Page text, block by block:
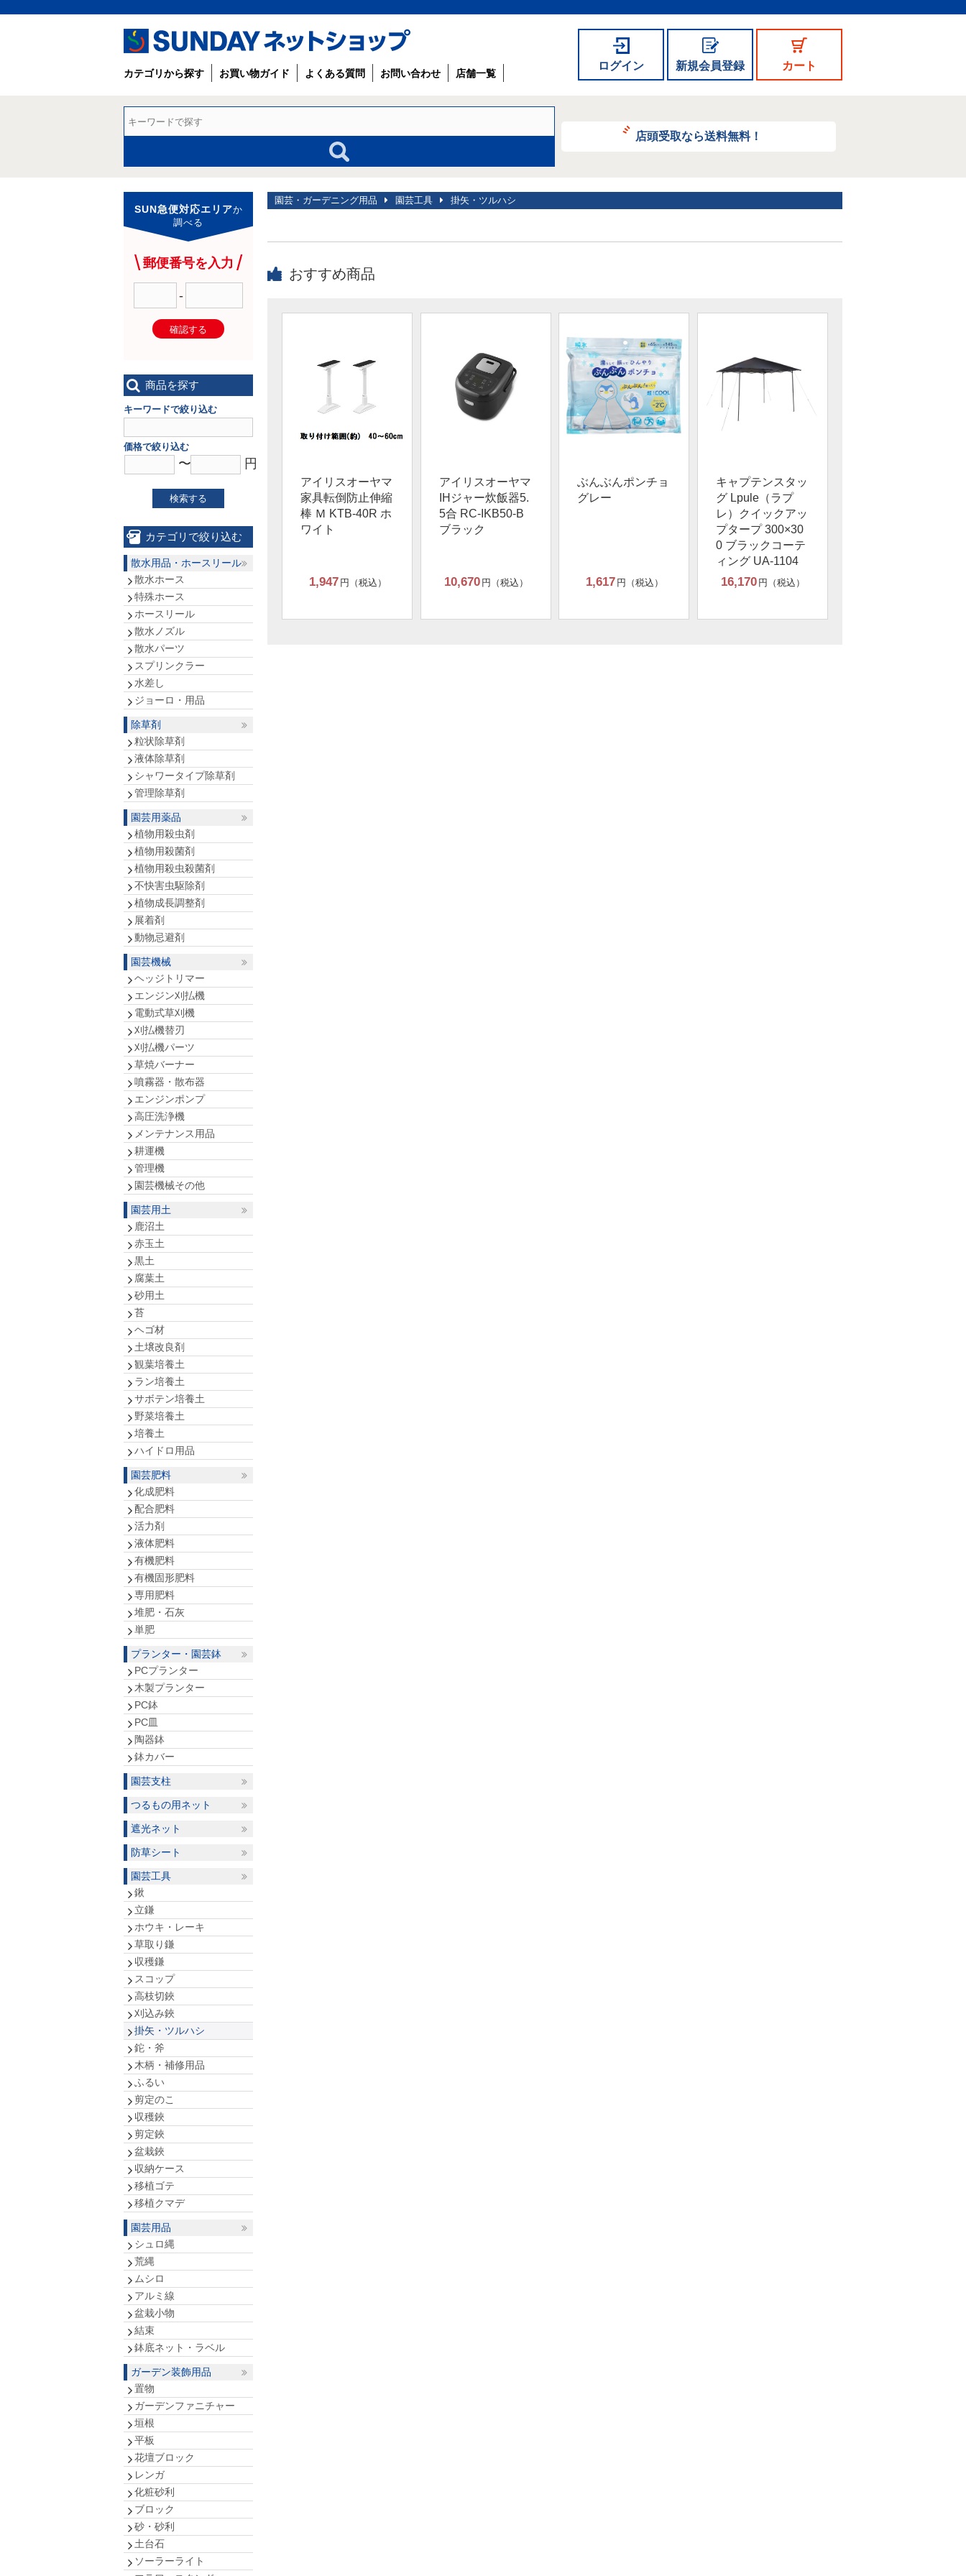
ログイン 新規会員登録 カート
カテゴリから探す お買い物ガイド よくある質問 お問い合わせ 店舗一覧
店頭受取なら送料無料！
園芸・ガーデニング用品 園芸工具 掛矢・ツルハシ
SUN急便対応エリアか
調べる
郵便番号を入力
-
確認する
商品を探す
キーワードで絞り込む
価格で絞り込む
〜 円
検索する
カテゴリで絞り込む
散水用品・ホースリール
散水ホース
特殊ホース
ホースリール
散水ノズル
散水パーツ
スプリンクラー
水差し
ジョーロ・用品
除草剤
粒状除草剤
液体除草剤
シャワータイプ除草剤
管理除草剤
園芸用薬品
植物用殺虫剤
植物用殺菌剤
植物用殺虫殺菌剤
不快害虫駆除剤
植物成長調整剤
展着剤
動物忌避剤
園芸機械
ヘッジトリマー
エンジン刈払機
電動式草刈機
刈払機替刃
刈払機パーツ
草焼バーナー
噴霧器・散布器
エンジンポンプ
高圧洗浄機
メンテナンス用品
耕運機
管理機
園芸機械その他
園芸用土
鹿沼土
赤玉土
黒土
腐葉土
砂用土
苔
ヘゴ材
土壌改良剤
観葉培養土
ラン培養土
サボテン培養土
野菜培養土
培養土
ハイドロ用品
園芸肥料
化成肥料
配合肥料
活力剤
液体肥料
有機肥料
有機固形肥料
専用肥料
堆肥・石灰
単肥
プランター・園芸鉢
PCプランター
木製プランター
PC鉢
PC皿
陶器鉢
鉢カバー
園芸支柱
つるもの用ネット
遮光ネット
防草シート
園芸工具
鍬
立鎌
ホウキ・レーキ
草取り鎌
収穫鎌
スコップ
高枝切鋏
刈込み鋏
掛矢・ツルハシ
鉈・斧
木柄・補修用品
ふるい
剪定のこ
収穫鋏
剪定鋏
盆栽鋏
収納ケース
移植ゴテ
移植クマデ
園芸用品
シュロ縄
荒縄
ムシロ
アルミ線
盆栽小物
結束
鉢底ネット・ラベル
ガーデン装飾用品
置物
ガーデンファニチャー
垣根
平板
花壇ブロック
レンガ
化粧砂利
ブロック
砂・砂利
土台石
ソーラーライト
おすすめ商品
アイリスオーヤマ
家具転倒防止伸縮
棒 Ｍ KTB-40R ホ
ワイト
1,947 円（税込）
アイリスオーヤマ
IHジャー炊飯器5.
5合 RC-IKB50-B
ブラック
10,670 円（税込）
ぶんぶんポンチョ
グレー
1,617 円（税込）
キャプテンスタッ
グ Lpule（ラプ
レ）クイックアッ
プタープ 300×30
0 ブラックコーテ
ィング UA-1104
16,170 円（税込）